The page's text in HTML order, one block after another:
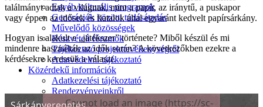
Egyéb kulturális programok
Generációk közötti tudásátadás
Művelődő közösségek
Részvételi fórumok
Tájékoztató projekttevékenységről
Adatvédelmi tájékoztató
Közérdekű információk
Adatkezelési tájékoztató
Rendezvényeinkről
Kapcsolat
találmányt adtak a világnak, mint a papír, az iránytű, a puskapor
vagy éppen az idősek és fiatalok által egyaránt kedvelt papírsárkány.
Hogyan is alakult e „játékszer” története? Miből készül és mi
mindenre használták az idők során? A következőkben ezekre a
kérdésekre keressük a választ.